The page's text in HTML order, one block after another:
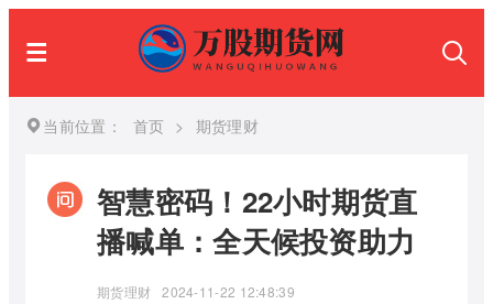
当前位置： 首页 > 期货理财
智慧密码！22小时期货直
播喊单：全天候投资助力
期货理财 2024-11-22 12:48:39